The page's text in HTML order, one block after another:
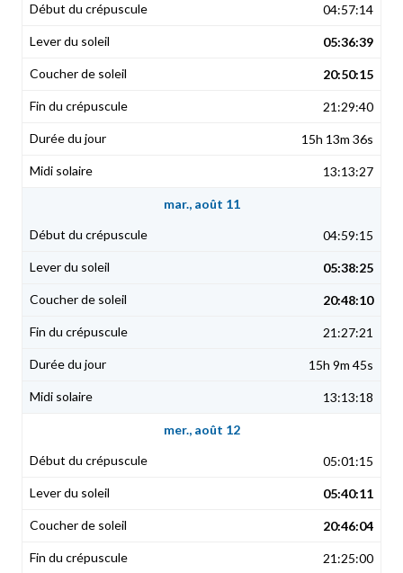
04:57:14
05:36:39
20:50:15
21:29:40
15h 13m 36s
13:13:27
mar., août 11
04:59:15
05:38:25
20:48:10
21:27:21
15h 9m 45s
13:13:18
mer., août 12
05:01:15
05:40:11
20:46:04
21:25:00